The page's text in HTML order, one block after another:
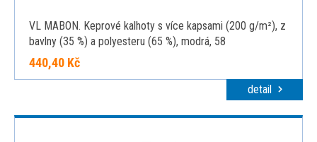
VL MABON. Keprové kalhoty s více kapsami (200 g/m²), z
bavlny (35 %) a polyesteru (65 %), modrá, 58
440,40 Kč
detail